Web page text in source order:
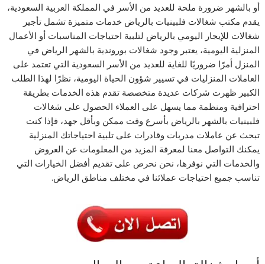
أو بالشهر ضرورة ملحة للعديد من الأسر في المملكة العربية السعودية،
يقدم مكتب شغالات فلبينيات بالرياض خدمات متميزة تشمل تأجير
شغالات للإيجار اليومي بالرياض لتلبية احتياجات المناسبات أو الأعمال
المنزلية اليومية، يعتبر وجود شغالات بوروندية بالشهر الرياض في
المنزل أمرًا ضروريًا للغاية للعديد من الأسر السعودية التي تعتمد على
العاملات المنزليات في تسيير شؤون الحياة اليومية، نظرًا لهذا الطلب
الكبير ظهرت شركات عديدة متخصصة تقدم هذه الخدمات بطريقة
احترافية ومنظمة مما يسهل على العملاء الحصول على شغالات
فلبينيات بالشهر بالرياض بأسرع وقت ممكن وبأقل جهد، فإذا كنت
تبحث عن عاملات مدربات وقادرات على تلبية احتياجاتك المنزلية
يمكنك التواصل معنا لمعرفة المزيد من المعلومات عن العروض
والخدمات التي نوفرها، نحن نحرص على تقديم أفضل الخيارات التي
تناسب جميع احتياجات عملائنا في مختلف مناطق الرياض.